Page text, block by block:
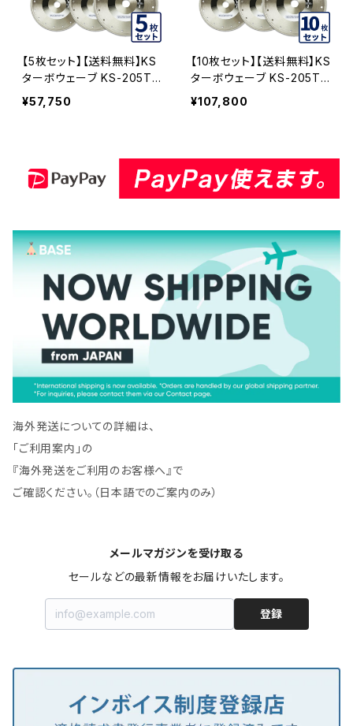
【5枚セット】【送料無料】KS
ターボウェーブ KS-205T
W 8インチ コンクリート、ブ
ロックなど (ks-205tw-0
¥57,750
【10枚セット】【送料無料】KS
ターボウェーブ KS-205T
W 8インチ コンクリート、ブ
ロックなど (ks-205tw-10)
¥107,800
海外発送についての詳細は、
「ご利用案内」の
『海外発送をご利用のお客様へ』で
ご確認ください。（日本語でのご案内のみ）
メールマガジンを受け取る
セールなどの最新情報をお届けいたします。
登録